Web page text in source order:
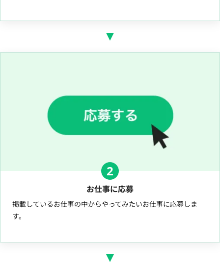
2
お仕事に応募
掲載しているお仕事の中からやってみたいお仕事に応募しま
す。